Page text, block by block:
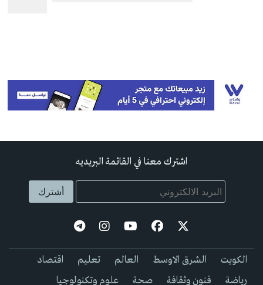
اشترك معنا في القائمة البريديه
الكويت الشرق الاوسط العالم تعليم
اقتصاد
رياضة
فنون وثقافة صحة علوم وتكنولوجيا